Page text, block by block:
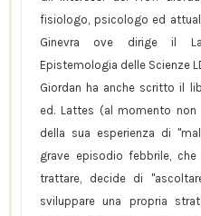
fisiologo, psicologo ed
Ginevra ove dirige il
Epistemologia delle Scienze
Giordan ha anche scritto il
ed. Lattes (al momento
della sua esperienza di
grave episodio febbrile,
trattare, decide di
sviluppare una propria